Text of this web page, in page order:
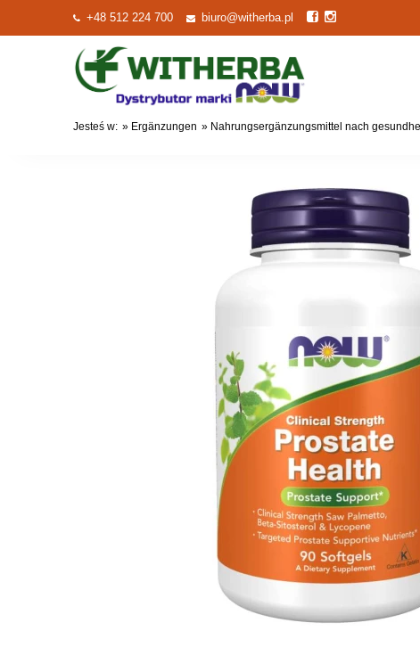
+48 512 224 700 biuro@witherba.pl
Jesteś w: » Ergänzungen » Nahrungsergänzungsmittel nach